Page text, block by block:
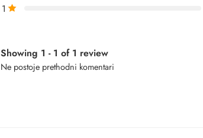
1
Showing 1 - 1 of 1 review
Ne postoje prethodni komentari